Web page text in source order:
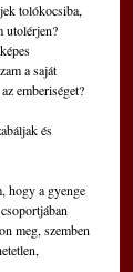
tolókocsiba,
utolérjen?
a saját
emberiséget?
és
hogy a gyenge
meg, szemben